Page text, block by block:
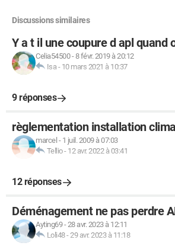
Discussions similaires
Y a t il une coupure d apl quand
Celia54500-8 févr. 2019 à 20:12
Isa - 10 mars 2021 à 10:37
9 réponses
règlementation installation
marcel - 1 juil. 2009 à 07:03
Tellio- 12 avr. 2022 à 03:41
12 réponses
Déménagement ne pas perdre
Ayting69-28 avr. 2023 à 12:11
Loli48-29 avr. 2023 à 11:18